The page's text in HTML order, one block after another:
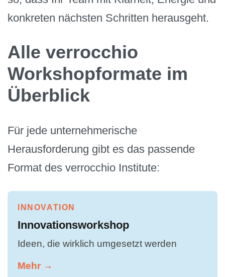
konkreten nächsten Schritten herausgeht.
Alle verrocchio
Workshopformate im
Überblick
Für jede unternehmerische
Herausforderung gibt es das passende
Format des verrocchio Institute:
INNOVATION
Innovationsworkshop
Ideen, die wirklich umgesetzt werden
Mehr →